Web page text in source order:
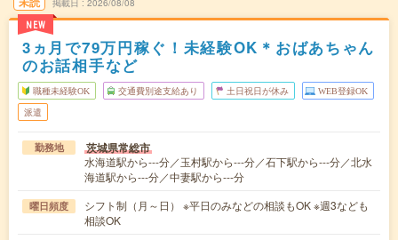
NEW
掲載日 2026/08/08
3ヵ月で79万円稼ぐ！未経験OK＊おばあちゃん
のお話相手など
職種未経験OK 交通費別途支給あり 土日祝日が休み WEB登録OK
派遣
勤務地 茨城県常総市
水海道駅から---分／玉村駅から---分／石下駅から---分／北水
海道駅から---分／中妻駅から---分
曜日頻度
シフト制（月～日） ※平日のみなどの相談もOK ※週3なども
相談OK